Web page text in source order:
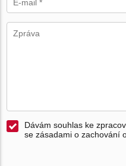
Dávám souhlas ke
se zásadami o zachování